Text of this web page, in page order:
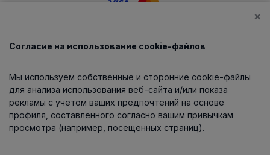
Каталог
О компании
Информация
×
Согласие на использование cookie-файлов
Мы используем собственные и сторонние cookie-файлы
для анализа использования веб-сайта и/или показа
рекламы с учетом ваших предпочтений на основе
профиля, составленного согласно вашим привычкам
просмотра (например, посещенных страниц).